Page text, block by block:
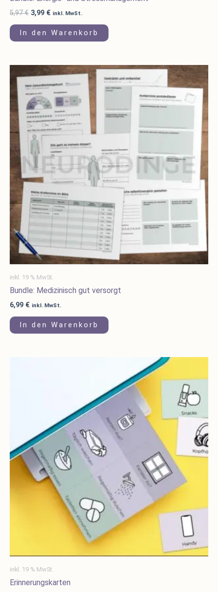
5,97€ 3,99 € inkl. MwSt.
In den Warenkorb
inkl. 19 % MwSt.
Bundle: Medizinisch gut versorgt
6,99 € inkl. MwSt.
In den Warenkorb
inkl. 19 % MwSt.
Erinnerungskarten